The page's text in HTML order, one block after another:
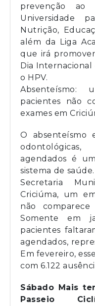
prevenção ao
Universidade
Nutrição,
além da Liga
que irá
Dia Internacional
o HPV.
pacientes não
exames em
O absenteísmo
agendados é
sistema de
Secretaria
Criciúma, um
não
Somente em
pacientes
agendados,
Em fevereiro,
com 6.122
Sábado Mais
Passeio